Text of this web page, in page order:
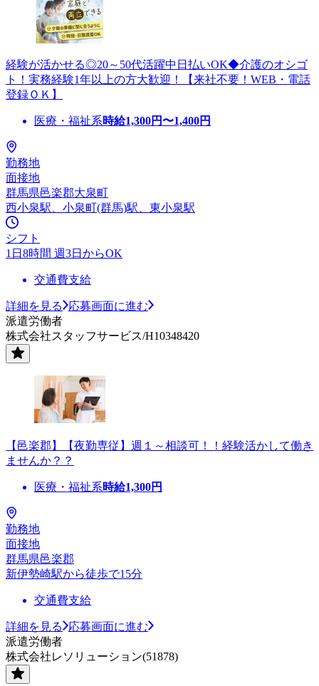
経験が活かせる◎20～50代活躍中日払いOK◆介護のオシゴ
ト！実務経験1年以上の方大歓迎！【来社不要！WEB・電話
登録ＯＫ】
医療・福祉系時給1,300円〜1,400円
勤務地
面接地
群馬県邑楽郡大泉町
西小泉駅、小泉町(群馬)駅、東小泉駅
シフト
1日8時間 週3日からOK
交通費支給
詳細を見る
応募画面に進む
派遣労働者
株式会社スタッフサービス/H10348420
【邑楽郡】【夜勤専従】週１～相談可！！経験活かして働き
ませんか？？
医療・福祉系時給1,300円
勤務地
面接地
群馬県邑楽郡
新伊勢崎駅から徒歩で15分
交通費支給
詳細を見る
応募画面に進む
派遣労働者
株式会社レソリューション(51878)